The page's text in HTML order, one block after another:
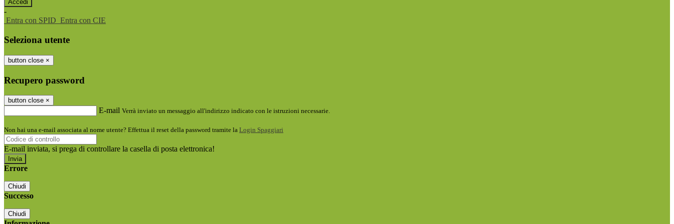
-
Entra con SPID Entra con CIE
Seleziona utente
button close ×
Recupero password
button close ×
E-mail Verrà inviato un messaggio all'indirizzo indicato con le istruzioni necessarie.
Non hai una e-mail associata al nome utente? Effettua il reset della password tramite la Login Spaggiari
E-mail inviata, si prega di controllare la casella di posta elettronica!
Errore
Chiudi
Successo
Chiudi